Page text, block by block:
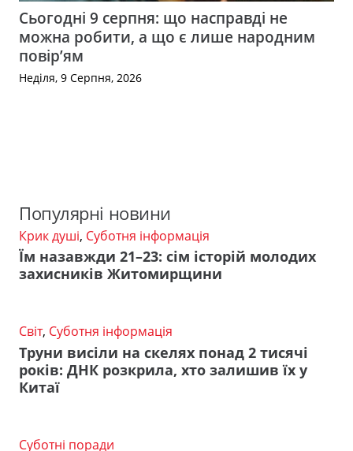
Сьогодні 9 серпня: що насправді не
можна робити, а що є лише народним
повір’ям
Неділя, 9 Серпня, 2026
Популярні новини
Крик душі, Суботня інформація
Їм назавжди 21–23: сім історій молодих
захисників Житомирщини
Світ, Суботня інформація
Труни висіли на скелях понад 2 тисячі
років: ДНК розкрила, хто залишив їх у
Китаї
Суботні поради